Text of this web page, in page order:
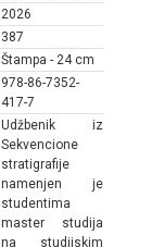
2026
387
Štampa - 24 cm
978-86-7352-
417-7
Udžbenik iz
Sekvencione
stratigrafije
namenjen je
studentima
master studija
na studijskim